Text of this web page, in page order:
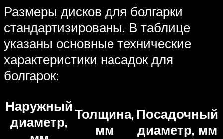
Размеры дисков для болгарки
стандартизированы. В таблице
указаны основные технические
характеристики насадок для
болгарок:
Наружный
диаметр, Толщина,
мм
Посадочный
диаметр, мм